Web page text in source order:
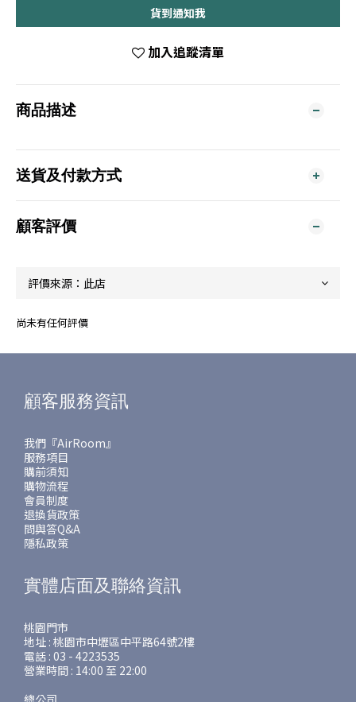
貨到通知我
加入追蹤清單
商品描述
送貨及付款方式
顧客評價
尚未有任何評價
顧客服務資訊
我們『AirRoom』
服務項目
購前須知
購物流程
會員制度
退換貨政策
問與答Q&A
隱私政策
實體店面及聯絡資訊
桃園門市
地址 : 桃園市中壢區中平路64號2樓
電話 : 03 - 4223535
營業時間 : 14:00 至 22:00
總公司